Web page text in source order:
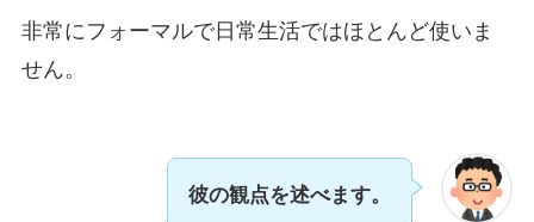
非常にフォーマルで日常生活ではほとんど使いま
せん。
彼の観点を述べます。